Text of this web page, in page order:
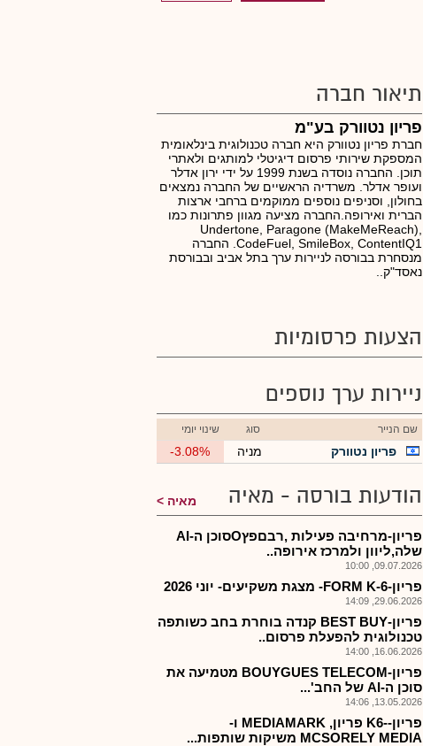
תיאור חברה
פריון נטוורק בע"מ
חברת פריון נטוורק היא חברה טכנולוגית בינלאומית
המספקת שירותי פרסום דיגיטלי למותגים ולאתרי
תוכן. החברה נוסדה בשנת 1999 על ידי ירון אדלר
ועופר אדלר. משרדיה הראשיים של החברה נמצאים
בחולון, וסניפים נוספים ממוקמים ברחבי ארצות
הברית ואירופה.החברה מציעה מגוון פתרונות כמו
Undertone, Paragone (MakeMeReach),
CodeFuel, SmileBox, ContentIQ1. החברה
מנסחרת בבורסה לניירות ערך בתל אביב ובבורסת
נאסד"ק..
הצעות פרסומיות
ניירות ערך נוספים
שם הנייר סוג שינוי יומי
פריון נטוורק מניה -3.08%
הודעות בורסה - מאיה מאיה
פריון-מרחיבה פעילות ,רבםפץOסוכן ה-AI
שלה,ליוון ולמרכז אירופה..
09.07.2026, 10:00
פריון-FORM K-6- מצגת משקיעים- יוני 2026
29.06.2026, 14:09
פריון-BEST BUY קנדה בוחרת בחב כשותפה
טכנולוגית להפעלת פרסום..
16.06.2026, 14:00
פריון-BOUYGUES TELECOM מטמיעה את
סוכן ה-AI של החב'...
13.05.2026, 14:06
פריון--K6 פריון, MEDIAMARK ו-
MCSORELY MEDIA משיקות שותפות...